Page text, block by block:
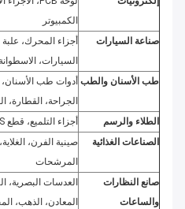
الكمبيوتر
صناعة السيارات
أجزاء المحرك،
السيارات،
طب الأسنان والطب أدوات طب الأسنان،
الجراحة، القطارة،
الطلاء والرسم
أجزاء التلميع، قطع SUS، أدوات المائدة، الطلاء
الصناعات الغذائية
صينية الفرن،
المرشحات
صانع النظارات
والساعات
العدسات البصرية،
المعادن، الذهب،